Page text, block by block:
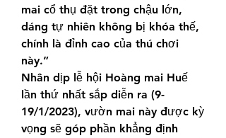
mai cổ thụ đặt trong chậu lớn,
dáng tự nhiên không bị khóa thế,
chính là đỉnh cao của thú chơi
này.”
Nhân dịp lễ hội Hoàng mai Huế
lần thứ nhất sắp diễn ra (9-
19/1/2023), vườn mai này được kỳ
vọng sẽ góp phần khẳng định